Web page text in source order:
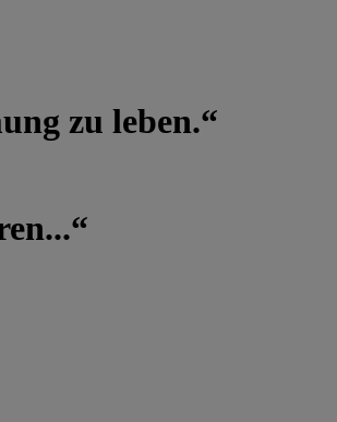
zu leben.“